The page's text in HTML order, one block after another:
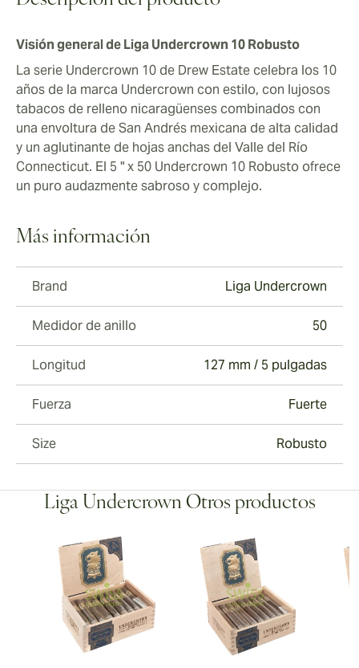
Visión general de Liga Undercrown 10 Robusto
La serie Undercrown 10 de Drew Estate celebra los 10
años de la marca Undercrown con estilo, con lujosos
tabacos de relleno nicaragüenses combinados con
una envoltura de San Andrés mexicana de alta calidad
y un aglutinante de hojas anchas del Valle del Río
Connecticut. El 5 " x 50 Undercrown 10 Robusto ofrece
un puro audazmente sabroso y complejo.
Más información
Brand Liga Undercrown
Medidor de anillo 50
Longitud 127 mm / 5 pulgadas
Fuerza Fuerte
Size Robusto
Liga Undercrown Otros productos